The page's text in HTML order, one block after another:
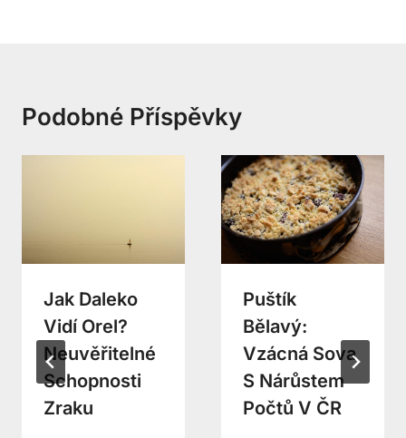
Podobné Příspěvky
Jak Daleko
Vidí Orel?
Neuvěřitelné
Schopnosti
Zraku
Puštík
Bělavý:
Vzácná Sova
S Nárůstem
Počtů V ČR